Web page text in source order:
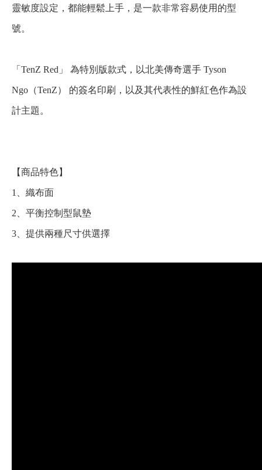
靈敏度設定，都能輕鬆上手，是一款非常容易使用的型
號。
「TenZ Red」 為特別版款式，以北美傳奇選手 Tyson
Ngo（TenZ） 的簽名印刷，以及其代表性的鮮紅色作為設
計主題。
【商品特色】
1、 織布面
2、 平衡控制型鼠墊
3、提供兩種尺寸供選擇